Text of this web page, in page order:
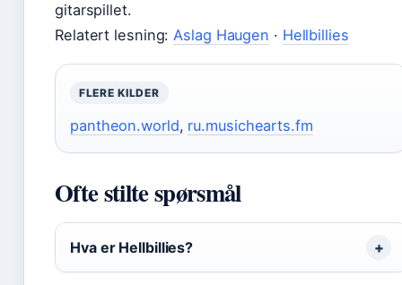
gitarspillet.
Relatert lesning: Aslag Haugen · Hellbillies
FLERE KILDER
pantheon.world, ru.musichearts.fm
Ofte stilte spørsmål
Hva er Hellbillies?